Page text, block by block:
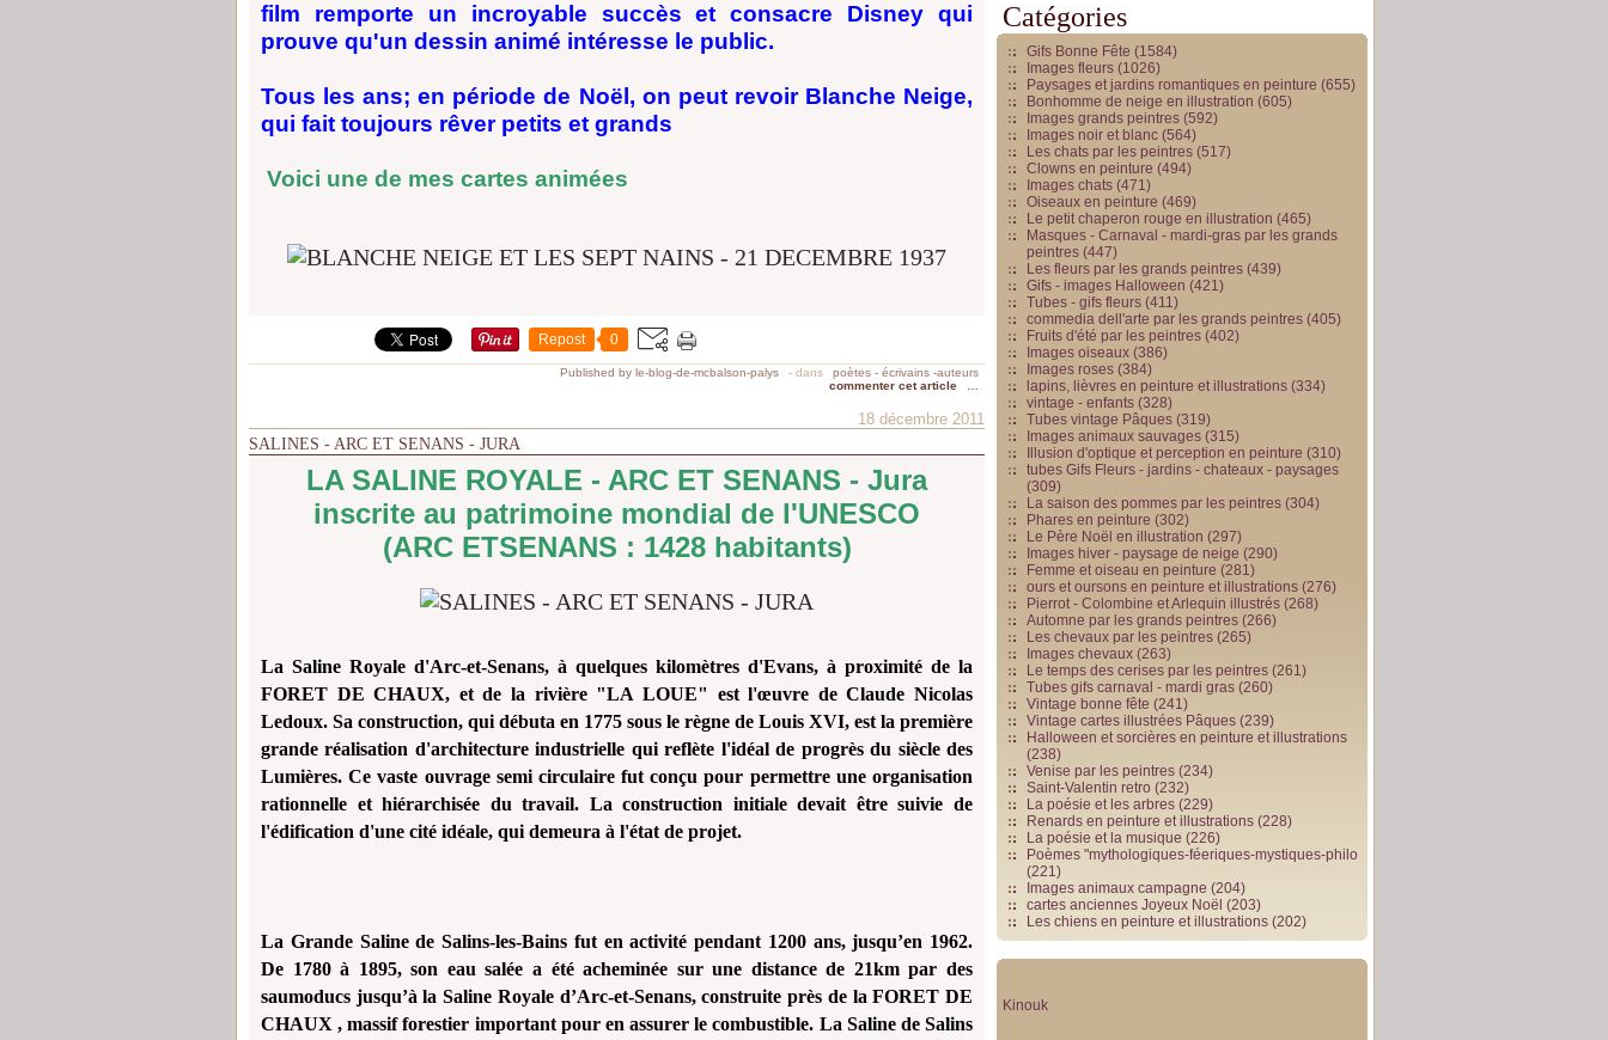
film remporte un incroyable succès et consacre Disney qui
prouve qu'un dessin animé intéresse le public.
Tous les ans; en période de Noël, on peut revoir Blanche Neige,
qui fait toujours rêver petits et grands
Voici une de mes cartes animées
Repost 0
Published by le-blog-de-mcbalson-palys - dans
poètes - écrivains -auteurs
commenter cet article
18 décembre 2011
SALINES - ARC ET SENANS - JURA
LA SALINE ROYALE - ARC ET SENANS - Jura
inscrite au patrimoine mondial de l'UNESCO
(ARC ETSENANS : 1428 habitants)
La Saline Royale d'Arc-et-Senans, à quelques kilomètres d'Evans, à proximité de la
FORET DE CHAUX, et de la rivière "LA LOUE" est l'œuvre de Claude Nicolas
Ledoux. Sa construction, qui débuta en 1775 sous le règne de Louis XVI, est la première
grande réalisation d'architecture industrielle qui reflète l'idéal de progrès du siècle des
Lumières. Ce vaste ouvrage semi circulaire fut conçu pour permettre une organisation
rationnelle et hiérarchisée du travail. La construction initiale devait être suivie de
l'édification d'une cité idéale, qui demeura à l'état de projet.
La Grande Saline de Salins-les-Bains fut en activité pendant 1200 ans, jusqu’en 1962.
De 1780 à 1895, son eau salée a été acheminée sur une distance de 21km par des
saumoducs jusqu’à la Saline Royale d’Arc-et-Senans, construite près de la FORET DE
CHAUX , massif forestier important pour en assurer le combustible. La Saline de Salins
Catégories
Gifs Bonne Fête (1584)
Images fleurs (1026)
Paysages et jardins romantiques en peinture (655)
Bonhomme de neige en illustration (605)
Images grands peintres (592)
Images noir et blanc (564)
Les chats par les peintres (517)
Clowns en peinture (494)
Images chats (471)
Oiseaux en peinture (469)
Le petit chaperon rouge en illustration (465)
Masques - Carnaval - mardi-gras par les grands
peintres (447)
Les fleurs par les grands peintres (439)
Gifs - images Halloween (421)
Tubes - gifs fleurs (411)
commedia dell'arte par les grands peintres (405)
Fruits d'été par les peintres (402)
Images oiseaux (386)
Images roses (384)
lapins, lièvres en peinture et illustrations (334)
vintage - enfants (328)
Tubes vintage Pâques (319)
Images animaux sauvages (315)
Illusion d'optique et perception en peinture (310)
tubes Gifs Fleurs - jardins - chateaux - paysages
(309)
La saison des pommes par les peintres (304)
Phares en peinture (302)
Le Père Noël en illustration (297)
Images hiver - paysage de neige (290)
Femme et oiseau en peinture (281)
ours et oursons en peinture et illustrations (276)
Pierrot - Colombine et Arlequin illustrés (268)
Automne par les grands peintres (266)
Les chevaux par les peintres (265)
Images chevaux (263)
Le temps des cerises par les peintres (261)
Tubes gifs carnaval - mardi gras (260)
Vintage bonne fête (241)
Vintage cartes illustrées Pâques (239)
Halloween et sorcières en peinture et illustrations
(238)
Venise par les peintres (234)
Saint-Valentin retro (232)
La poésie et les arbres (229)
Renards en peinture et illustrations (228)
La poésie et la musique (226)
Poèmes "mythologiques-féeriques-mystiques-philo
(221)
Images animaux campagne (204)
cartes anciennes Joyeux Noël (203)
Les chiens en peinture et illustrations (202)
Kinouk